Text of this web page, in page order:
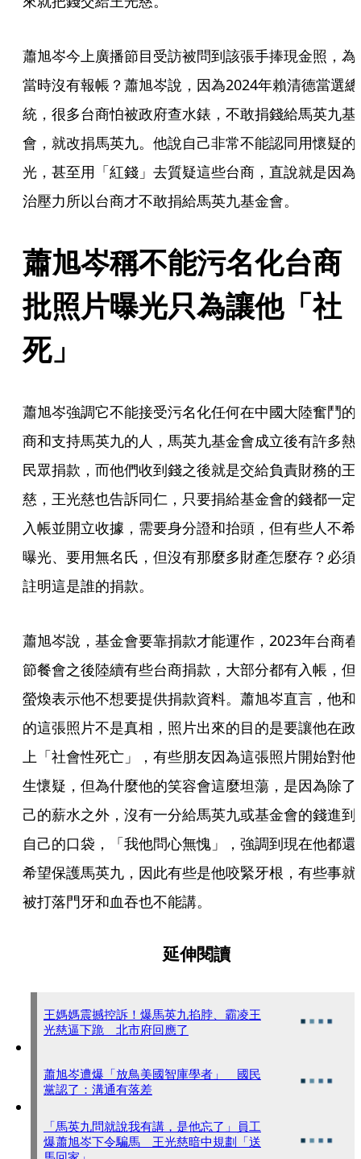
蕭旭岑今上廣播節目受訪被問到該張手捧現金照，為
當時沒有報帳？蕭旭岑說，因為2024年賴清德當選總
統，很多台商怕被政府查水錶，不敢捐錢給馬英九基
會，就改捐馬英九。他說自己非常不能認同用懷疑的
光，甚至用「紅錢」去質疑這些台商，直說就是因為
治壓力所以台商才不敢捐給馬英九基金會。
蕭旭岑稱不能污名化台
批照片曝光只為讓他「社
死」
蕭旭岑強調它不能接受污名化任何在中國大陸奮鬥的
商和支持馬英九的人，馬英九基金會成立後有許多熱
民眾捐款，而他們收到錢之後就是交給負責財務的王
慈，王光慈也告訴同仁，只要捐給基金會的錢都一定
入帳並開立收據，需要身分證和抬頭，但有些人不希
曝光、要用無名氏，但沒有那麼多財產怎麼存？必須
註明這是誰的捐款。
蕭旭岑說，基金會要靠捐款才能運作，2023年台商春
節餐會之後陸續有些台商捐款，大部分都有入帳，但
螢煥表示他不想要提供捐款資料。蕭旭岑直言，他和
的這張照片不是真相，照片出來的目的是要讓他在政
上「社會性死亡」，有些朋友因為這張照片開始對他
生懷疑，但為什麼他的笑容會這麼坦蕩，是因為除了
己的薪水之外，沒有一分給馬英九或基金會的錢進到
自己的口袋，「我他問心無愧」，強調到現在他都還
希望保護馬英九，因此有些是他咬緊牙根，有些事就
被打落門牙和血吞也不能講。
延伸閱讀
王媽媽震撼控訴！爆馬英九掐脖、霸凌王
光慈逼下跪 北市府回應了
蕭旭岑遭爆「放鳥美國智庫學者」 國民
黨認了：溝通有落差
「馬英九問就說我有講，是他忘了」員工
爆蕭旭岑下令騙馬 王光慈暗中規劃「送